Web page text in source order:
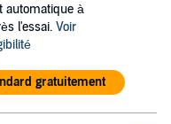
automatique à
l'essai. Voir
gratuitement